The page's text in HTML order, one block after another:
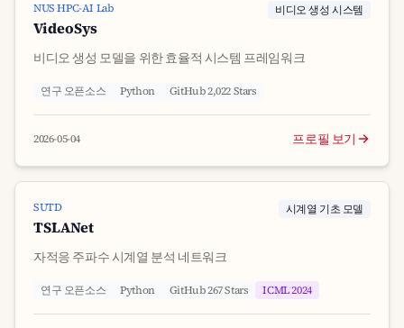
NUS HPC-AI Lab
VideoSys
비디오 생성 시스템
비디오 생성 모델을 위한 효율적 시스템 프레임워크
연구 오픈소스 Python GitHub 2,022 Stars
2026-05-04 프로필 보기
SUTD
TSLANet
시계열 기초 모델
자적응 주파수 시계열 분석 네트워크
연구 오픈소스 Python GitHub 267 Stars ICML 2024